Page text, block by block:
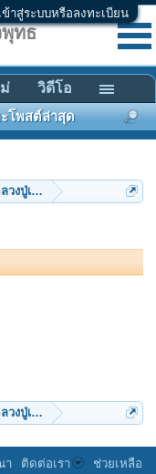
ข้าสู่ระบบหรือลงทะเบียน
งปู่เทสก์
งปู่เทสก์
ทธ
โพสต์ล่าสุด
วิดีโอ
า ติดต่อเรา ช่วยเหลือ